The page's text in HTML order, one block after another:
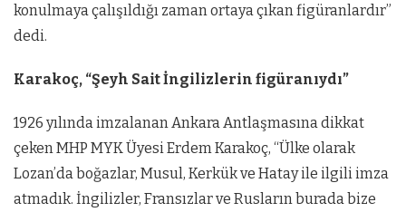
konulmaya çalışıldığı zaman ortaya çıkan figüranlardır”
dedi.
Karakoç, “Şeyh Sait İngilizlerin figüranıydı”
1926 yılında imzalanan Ankara Antlaşmasına dikkat
çeken MHP MYK Üyesi Erdem Karakoç, “Ülke olarak
Lozan’da boğazlar, Musul, Kerkük ve Hatay ile ilgili imza
atmadık. İngilizler, Fransızlar ve Rusların burada bize